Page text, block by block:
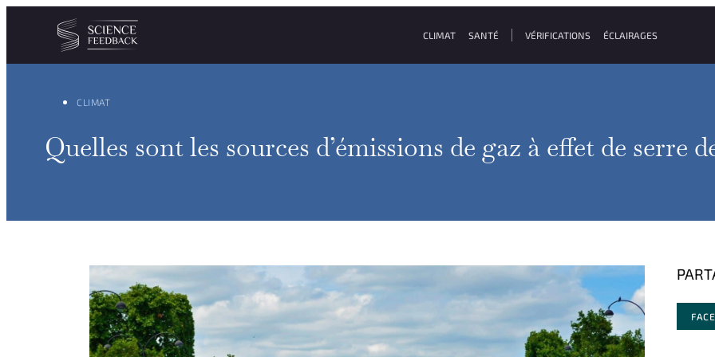
Personnaliser les paramètres de vos cookies
Aller au contenu
CLIMAT SANTÉ VÉRIFICATIONS ÉCLAIRAGES
CLIMAT
Quelles sont les sources d’émissions de gaz à effet de serre